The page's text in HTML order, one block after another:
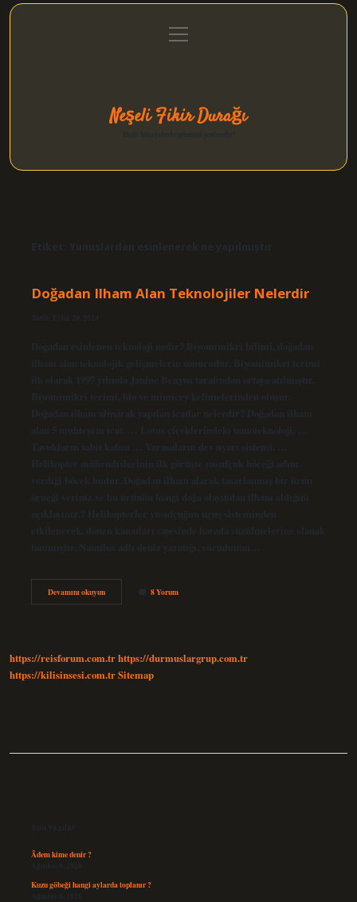
Gizlilik Politikası
menüyü
aç
Neşeli Fikir Durağı
Etiket: Yunuslardan esinlenerek ne yapılmıştır
Doğadan Ilham Alan Teknolojiler Nelerdir
Tarih: Eylül 20, 2024
Doğadan esinlenen teknoloji nedir? Biyomimikri bilimi, doğadan
ilham alan teknolojik gelişmelerin sonucudur. Biyomimikri terimi
ilk olarak 1997 yılında Janine Benyus tarafından ortaya atılmıştır.
Biyomimikri terimi, bio ve mimicry kelimelerinden oluşur.
Doğadan ilham alınarak yapılan icatlar nelerdir? Doğadan ilham
alan 5 muhteşem icat. … Lotus çiçeklerindeki nanoteknoloji. …
Tavukların sabit kafası … Yarasaların dev uyarı sistemi. …
Helikopter mühendislerinin ilk görüşte yusufçuk böceği adını
verdiği böcek budur. Doğadan ilham alarak tasarlanmış bir ürün
örneği veriniz ve bu ürünün hangi doğa olayından ilham aldığını
açıklayınız.? Helikopterler yusufçuğun uçuş sisteminden
etkilenerek, dönen kanatları sayesinde havada süzülmelerine olanak
tanımıştır. Nautilus adlı deniz yaratığı, vücudunun…
Devamını okuyunDoğadan
Ilham
8 Yorum
https://reisforum.com.trhttps://durmuslargrup.com.tr
https://kilisinsesi.com.trSitemap
Son Yazılar
Âdem kime denir ?
Ağustos 9, 2026
Kuzu göbeği hangi aylarda toplanır ?
Ağustos 8, 2026